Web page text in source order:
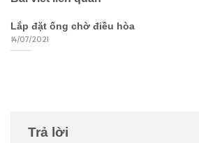
Lắp đặt ống chờ điều hòa
14/07/2021
Trả lời